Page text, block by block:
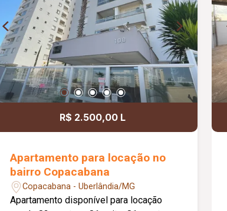
R$ 2.500,00 L
Apartamento para locação no
bairro Copacabana
Copacabana - Uberlândia/MG
Apartamento disponível para locação